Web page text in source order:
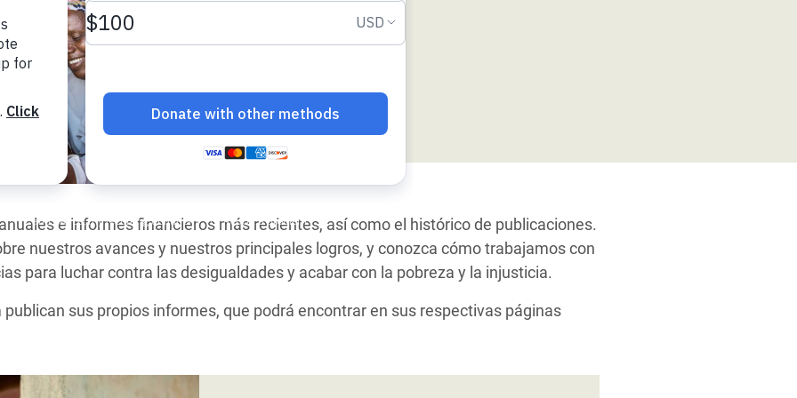
Climática y Alimentaria
Oriental
de Personas Refugiadas
del Sur
de Refugiados Rohinyá
Yemen
e informes financieros más recientes, así como el histórico de publicaciones.
nuestros avances y nuestros principales logros, y conozca cómo trabajamos con
para luchar contra las desigualdades y acabar con la pobreza y la injusticia.
sus propios informes, que podrá encontrar en sus respectivas páginas